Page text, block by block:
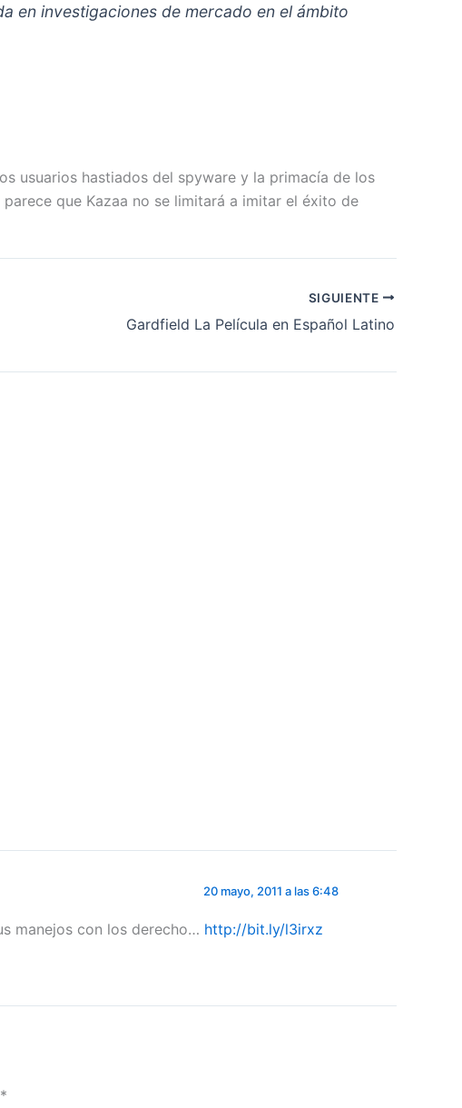
en investigaciones de mercado en el ámbito
usuarios hastiados del spyware y la primacía de los
que Kazaa no se limitará a imitar el éxito de
SIGUIENTE
Gardfield La Película en Español Latino
20 mayo, 2011 a las 6:48
manejos con los derecho… http://bit.ly/l3irxz
*